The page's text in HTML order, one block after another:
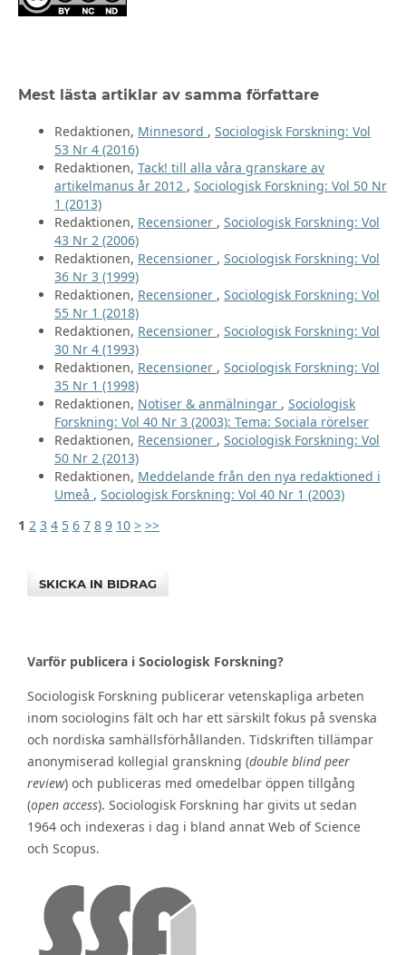
Mest lästa artiklar av samma författare
Redaktionen, Minnesord , Sociologisk Forskning: Vol
53 Nr 4 (2016)
Redaktionen, Tack! till alla våra granskare av
artikelmanus år 2012 , Sociologisk Forskning: Vol 50 Nr
1 (2013)
Redaktionen, Recensioner , Sociologisk Forskning: Vol
43 Nr 2 (2006)
Redaktionen, Recensioner , Sociologisk Forskning: Vol
36 Nr 3 (1999)
Redaktionen, Recensioner , Sociologisk Forskning: Vol
55 Nr 1 (2018)
Redaktionen, Recensioner , Sociologisk Forskning: Vol
30 Nr 4 (1993)
Redaktionen, Recensioner , Sociologisk Forskning: Vol
35 Nr 1 (1998)
Redaktionen, Notiser & anmälningar , Sociologisk
Forskning: Vol 40 Nr 3 (2003): Tema: Sociala rörelser
Redaktionen, Recensioner , Sociologisk Forskning: Vol
50 Nr 2 (2013)
Redaktionen, Meddelande från den nya redaktioned i
Umeå , Sociologisk Forskning: Vol 40 Nr 1 (2003)
1 2 3 4 5 6 7 8 9 10 > >>
SKICKA IN BIDRAG
Varför publicera i Sociologisk Forskning?
Sociologisk Forskning publicerar vetenskapliga arbeten
inom sociologins fält och har ett särskilt fokus på svenska
och nordiska samhällsförhållanden. Tidskriften tillämpar
anonymiserad kollegial granskning (double blind peer
review) och publiceras med omedelbar öppen tillgång
(open access). Sociologisk Forskning har givits ut sedan
1964 och indexeras i dag i bland annat Web of Science
och Scopus.